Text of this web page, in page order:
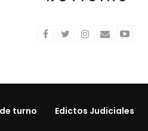
turno Edictos Judiciales